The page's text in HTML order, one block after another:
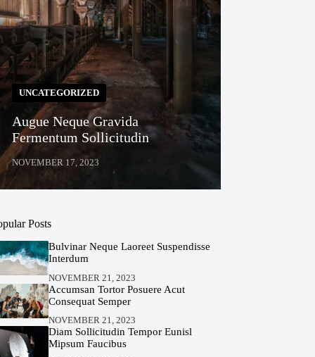
UNCATEGORIZED
Augue Neque Gravida
Fermentum Sollicitudin
NOVEMBER 17, 2023
Posts
Bulvinar Neque Laoreet Suspendisse
Interdum
NOVEMBER 21, 2023
Accumsan Tortor Posuere Acut
Consequat Semper
NOVEMBER 21, 2023
Diam Sollicitudin Tempor Eunisl
Mipsum Faucibus